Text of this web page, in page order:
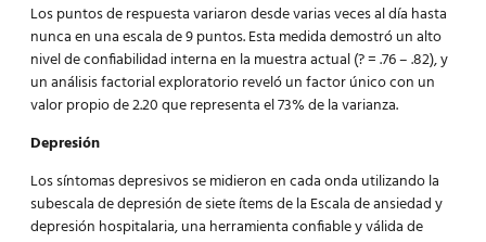
Los puntos de respuesta variaron desde varias veces al día hasta
nunca en una escala de 9 puntos. Esta medida demostró un alto
nivel de confiabilidad interna en la muestra actual (? = .76 – .82), y
un análisis factorial exploratorio reveló un factor único con un
valor propio de 2.20 que representa el 73% de la varianza.
Depresión
Los síntomas depresivos se midieron en cada onda utilizando la
subescala de depresión de siete ítems de la Escala de ansiedad y
depresión hospitalaria, una herramienta confiable y válida de